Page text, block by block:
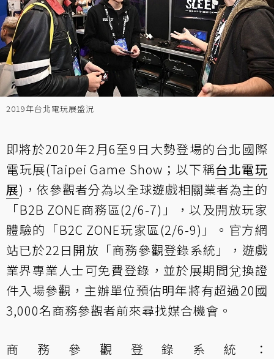
2019年台北電玩展盛況
即將於2020年2月6至9日大勢登場的台北國際
電玩展(Taipei Game Show；以下稱台北電玩
展)，依參觀者分為以全球遊戲相關業者為主的
「B2B ZONE商務區(2/6-7)」，以及開放玩家
體驗的「B2C ZONE玩家區(2/6-9)」。官方網
站已於22日開放「商務參觀登錄系統」，遊戲
業界專業人士可免費登錄，並於展期間兌換證
件入場參觀，主辦單位預估明年將有超過20國
3,000名商務參觀者前來尋找媒合機會。
商務參觀登錄系統：